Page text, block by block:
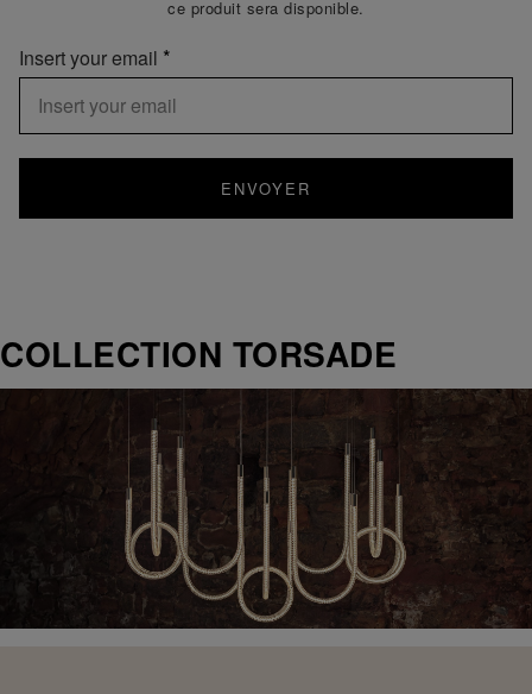
ce produit sera disponible.
Insert your email
ENVOYER
COLLECTION TORSADE